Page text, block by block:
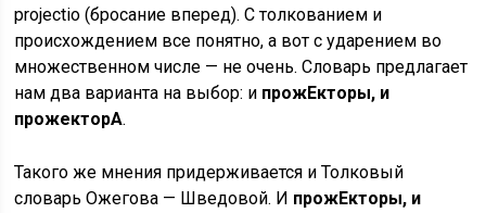
projectio (бросание вперед). С толкованием и
происхождением все понятно, а вот с ударением во
множественном числе — не очень. Словарь предлагает
нам два варианта на выбор: и прожЕкторы, и
прожекторА.
Такого же мнения придерживается и Толковый
словарь Ожегова — Шведовой. И прожЕкторы, и